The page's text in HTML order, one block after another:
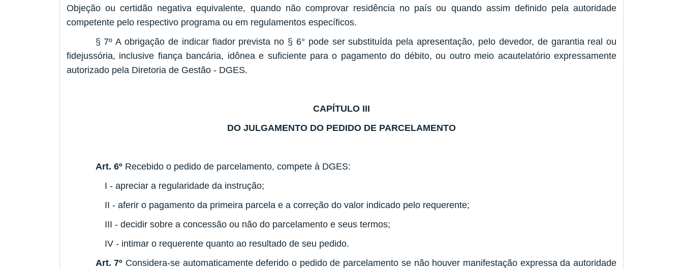
Objeção ou certidão negativa equivalente, quando não comprovar residência no país ou quando assim definido pela autoridade
competente pelo respectivo programa ou em regulamentos específicos.
§ 7º A obrigação de indicar fiador prevista no § 6° pode ser substituída pela apresentação, pelo devedor, de garantia real ou
fidejussória, inclusive fiança bancária, idônea e suficiente para o pagamento do débito, ou outro meio acautelatório expressamente
autorizado pela Diretoria de Gestão - DGES.
CAPÍTULO III
DO JULGAMENTO DO PEDIDO DE PARCELAMENTO
Art. 6ºRecebido o pedido de parcelamento, compete à DGES:
I - apreciar a regularidade da instrução;
II - aferir o pagamento da primeira parcela e a correção do valor indicado pelo requerente;
III - decidir sobre a concessão ou não do parcelamento e seus termos;
IV - intimar o requerente quanto ao resultado de seu pedido.
Art. 7º Considera-se automaticamente deferido o pedido de parcelamento se não houver manifestação expressa da autoridade